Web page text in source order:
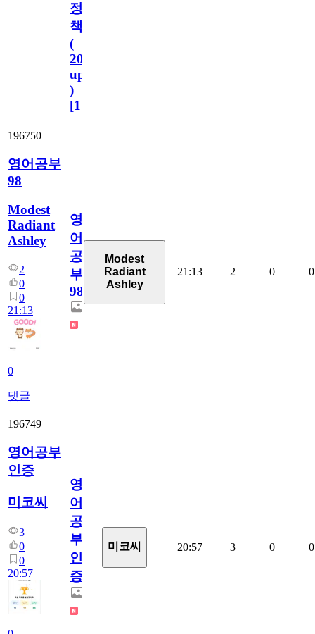
정
책
(
2023.11.1
update
)
[110
196750
영어공부
98
Modest
Radiant
Ashley
2
0
0
21:13
0
댓글
영
어
공
부
98
Modest
Radiant
Ashley
21:13 2 0 0
196749
영어공부
인증
미코씨
3
0
0
20:57
영
어
공
부
인
증
미코씨 20:57 3 0 0